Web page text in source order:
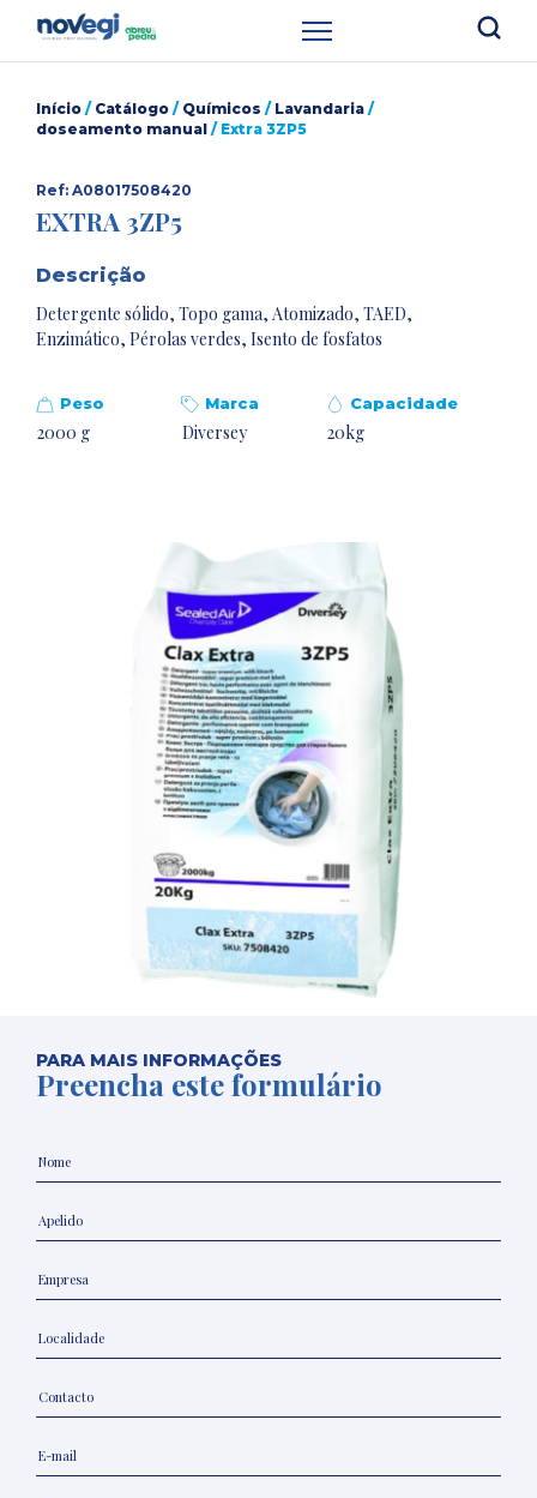
Início / Catálogo / Químicos / Lavandaria /
doseamento manual / Extra 3ZP5
Ref: A08017508420
EXTRA 3ZP5
Descrição
Detergente sólido, Topo gama, Atomizado, TAED,
Enzimático, Pérolas verdes, Isento de fosfatos
Peso
2000 g
Marca
Diversey
Capacidade
20kg
PARA MAIS INFORMAÇÕES
Preencha este formulário